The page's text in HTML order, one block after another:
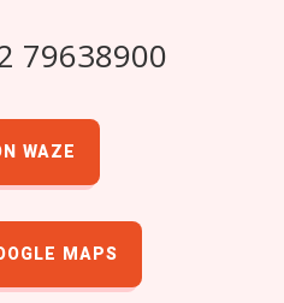
79638900
WAZE
MAPS